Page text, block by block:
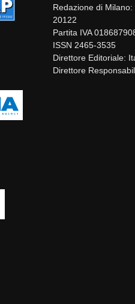
Redazione di
20122
Partita IVA
ISSN 2465-3535
Direttore Editoriale:
Direttore